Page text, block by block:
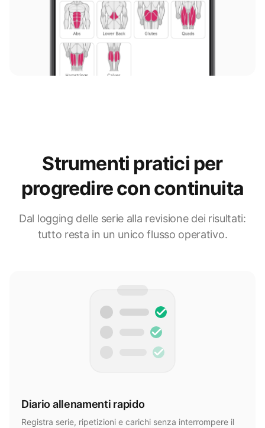
Strumenti pratici per
progredire con continuita
Dal logging delle serie alla revisione dei risultati:
tutto resta in un unico flusso operativo.
Diario allenamenti rapido
Registra serie, ripetizioni e carichi senza interrompere il